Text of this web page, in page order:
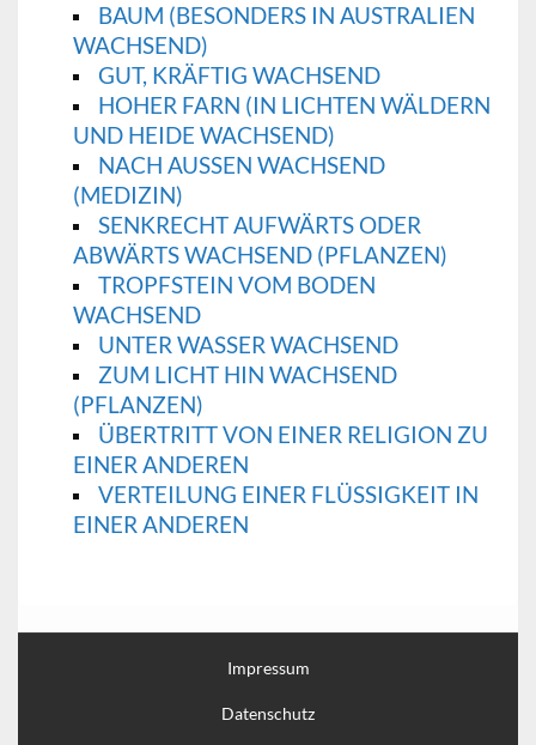
BAUM (BESONDERS IN AUSTRALIEN
WACHSEND)
GUT, KRÄFTIG WACHSEND
HOHER FARN (IN LICHTEN WÄLDERN
UND HEIDE WACHSEND)
NACH AUSSEN WACHSEND (
MEDIZIN)
SENKRECHT AUFWÄRTS ODER
ABWÄRTS WACHSEND (PFLANZEN)
TROPFSTEIN VOM BODEN
WACHSEND
UNTER WASSER WACHSEND
ZUM LICHT HIN WACHSEND
(PFLANZEN)
ÜBERTRITT VON EINER RELIGION ZU
EINER ANDEREN
VERTEILUNG EINER FLÜSSIGKEIT IN
EINER ANDEREN
Impressum
Datenschutz